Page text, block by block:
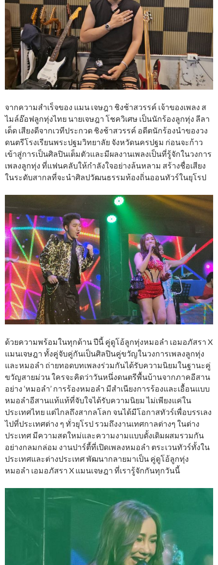
จากความสำเร็จของ แมน เจษฎา ชิงช้าสวรรค์ เจ้าของเพลง ส
ไมล์อ๊อฟลูกทุ่งไทย นายเจษฎา โชควิเศษ เป็นนักร้องลูกทุ่ง ลีลา
เด็ด เสียงดีจากเวทีประกวด ชิงช้าสวรรค์ อดีตนักร้องนำของวง
ดนตรีโรงเรียนพระปฐมวิทยาลัย จังหวัดนครปฐม ก่อนจะก้าว
เข้าสู่การเป็นศิลปินเต็มตัวและมีผลงานเพลงเป็นที่รู้จักในวงการ
เพลงลูกทุ่ง ที่แฟนคลับให้กำลังใจอย่างล้นหลาม สร้างชื่อเสียง
ในระดับสากลที่จะนำศิลปวัฒนธรรมท้องถิ่นออนทัวร์ในยุโรป
ด้วยความพร้อมในทุกด้าน ปีนี้ คู่ดูโอ้ลูกทุ่งหมอลำ เอมอภัสรา ​X
แมนเจษฎา ทั้งคู่จับคู่กันเป็นศิลปินคู่ขวัญในวงการเพลงลูกทุ่ง
และหมอลำ ถ่ายทอดบทเพลงร่วมกันได้รับความนิยมในฐานะคู่
ขวัญสายม่วน ใครจะคิดว่าวันหนึ่งดนตรีพื้นบ้านจากภาคอีสาน
อย่าง ‘หมอลำ’ การร้องหมอลำ มีสำเนียงการร้องและเอื้อนแบบ
หมอลำอีสานแท้แท้ที่จับใจได้รับความนิยม ไม่เพียงแค่ใน
ประเทศไทย แต่ไกลถึงสากลโลก จนได้มีโอกาสทัวร์เพื่อบรรเลง
ไปที่ประเทศต่าง ๆ ทั่วยุโรป รวมถึงงานเทศกาลต่างๆ ในต่าง
ประเทศ มีความสดใหม่และความงามแบบดั้งเดิมผสมรวมกัน
อย่างกลมกล่อม งานปาร์ตี้ที่เปิดเพลงหมอลำ ตระเวนทัวร์ทั้งใน
ประเทศและต่างประเทศ พัฒนากลายมาเป็น คู่ดูโอ้ลูกทุ่ง
หมอลำ เอมอภัสรา ​X แมนเจษฎา ที่เรารู้จักกันทุกวันนี้